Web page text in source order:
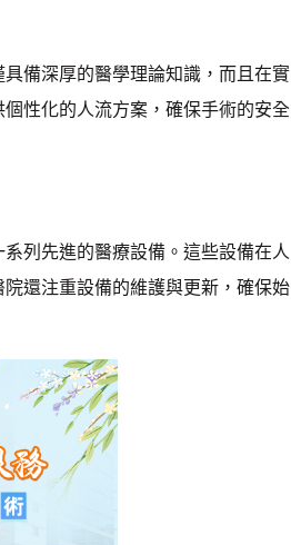
備深厚的醫學理論知識，而且在實
性化的人流方案，確保手術的安全
列先進的醫療設備。這些設備在人
還注重設備的維護與更新，確保始